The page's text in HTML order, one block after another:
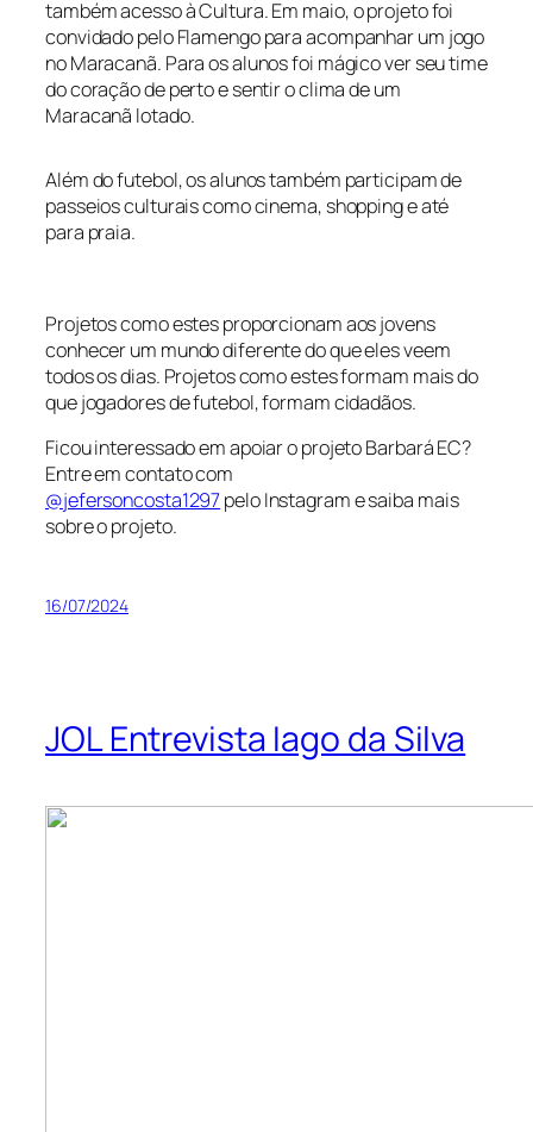
também acesso à Cultura. Em maio, o projeto foi
convidado pelo Flamengo para acompanhar um jogo
no Maracanã. Para os alunos foi mágico ver seu time
do coração de perto e sentir o clima de um
Maracanã lotado.
Além do futebol, os alunos também participam de
passeios culturais como cinema, shopping e até
para praia.
Projetos como estes proporcionam aos jovens
conhecer um mundo diferente do que eles veem
todos os dias. Projetos como estes formam mais do
que jogadores de futebol, formam cidadãos.
Ficou interessado em apoiar o projeto Barbará EC?
Entre em contato com
@jefersoncosta1297pelo Instagram e saiba mais
sobre o projeto.
16/07/2024
JOL Entrevista Iago da Silva